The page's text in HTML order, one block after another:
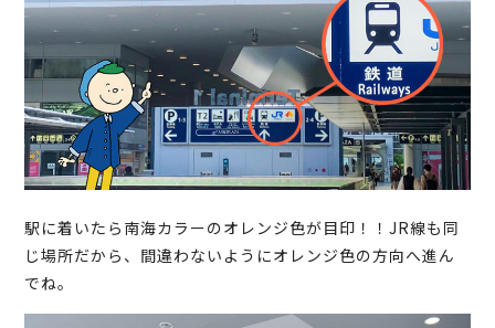
駅に着いたら南海カラーのオレンジ色が目印！！JR線も同
じ場所だから、間違わないようにオレンジ色の方向へ進ん
でね。